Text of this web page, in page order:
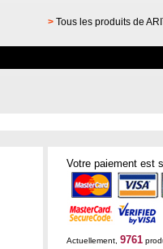
> Tous les produits de
Votre paiement est
Actuellement, 9761